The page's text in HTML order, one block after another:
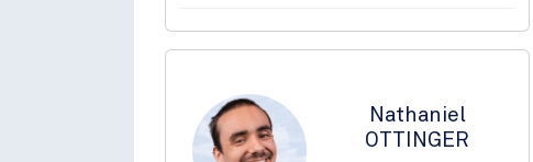
Nathaniel
OTTINGER